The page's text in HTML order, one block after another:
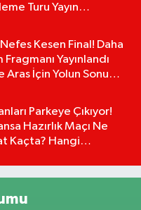
Turu Yayın
Kesen Final! Daha
Fragmanı Yayınlandı
Aras İçin Yolun Sonu
Parkeye Çıkıyor!
Hazırlık Maçı Ne
Kaçta? Hangi